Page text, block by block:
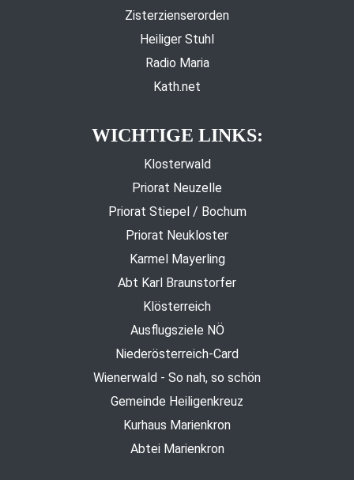
Zisterzienserorden
Heiliger Stuhl
Radio Maria
Kath.net
WICHTIGE LINKS:
Klosterwald
Priorat Neuzelle
Priorat Stiepel / Bochum
Priorat Neukloster
Karmel Mayerling
Abt Karl Braunstorfer
Klösterreich
Ausflugsziele NÖ
Niederösterreich-Card
Wienerwald - So nah, so schön
Gemeinde Heiligenkreuz
Kurhaus Marienkron
Abtei Marienkron